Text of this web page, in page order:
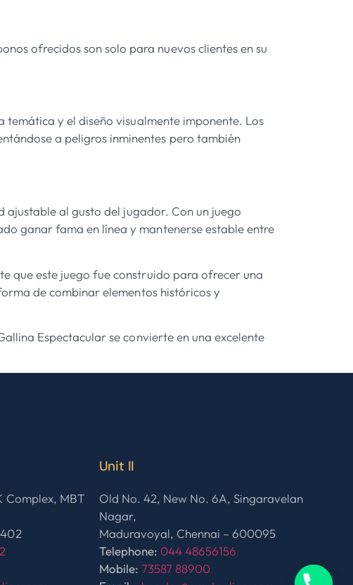
ofrecidos son solo para nuevos clientes en su
y el diseño visualmente imponente. Los
a peligros inminentes pero también
al gusto del jugador. Con un juego
ganar fama en línea y mantenerse estable entre
que este juego fue construido para ofrecer una
de combinar elementos históricos y
Espectacular se convierte en una excelente
Complex, MBT
Unit II
Old No. 42, New No. 6A, Singaravelan
Nagar,
Maduravoyal, Chennai – 600095
Telephone: 044 48656156
Mobile: 73587 88900